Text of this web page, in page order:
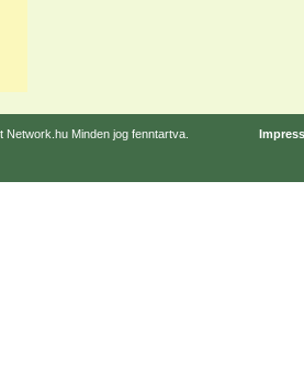
Network.hu Minden jog fenntartva.